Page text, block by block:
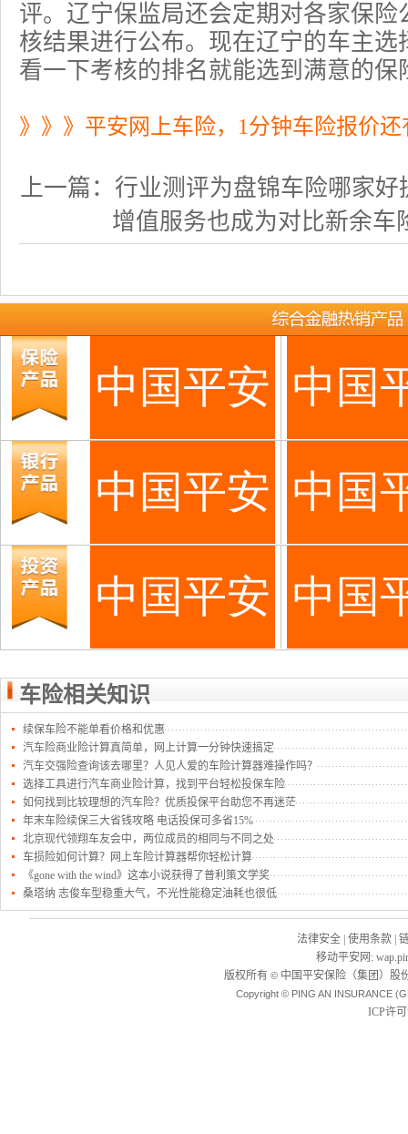
评。辽宁保监局还会定期对各家保
核结果进行公布。现在辽宁的车主
看一下考核的排名就能选到满意的保
》》》平安网上车险，1分钟车险报价
上一篇： 行业测评为盘锦车险哪家好
增值服务也成为对比新余车
车险相关知识
续保车险不能单看价格和优惠
汽车险商业险计算真简单，网上计算一分钟快速搞定
汽车交强险查询该去哪里？人见人爱的车险计算器难操作吗？
选择工具进行汽车商业险计算，找到平台轻松投保车险
如何找到比较理想的汽车险？优质投保平台助您不再迷茫
年末车险续保三大省钱攻略 电话投保可多省15%
北京现代领翔车友会中，两位成员的相同与不同之处
车损险如何计算？网上车险计算器帮你轻松计算
《gone with the wind》这本小说获得了普利策文学奖
桑塔纳 志俊车型稳重大气，不光性能稳定油耗也很低
法律安全 使用条款
移动平安网 :
版权所有 ©中国平安保险（集团）股
Copyright © PING AN INSURANCE
ICP许